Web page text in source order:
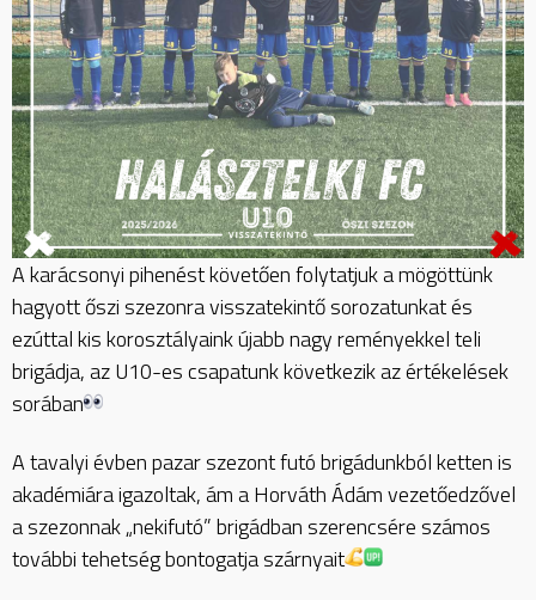
A karácsonyi pihenést követően folytatjuk a mögöttünk
hagyott őszi szezonra visszatekintő sorozatunkat és
ezúttal kis korosztályaink újabb nagy reményekkel teli
brigádja, az U10-es csapatunk következik az értékelések
sorában
A tavalyi évben pazar szezont futó brigádunkból ketten is
akadémiára igazoltak, ám a Horváth Ádám vezetőedzővel
a szezonnak „nekifutó” brigádban szerencsére számos
további tehetség bontogatja szárnyait